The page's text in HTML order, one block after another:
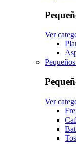
Ver
Ver